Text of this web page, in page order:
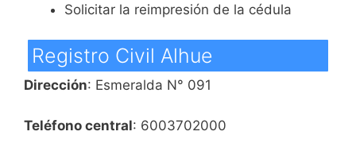
Solicitar la reimpresión de la cédula
Registro Civil Alhue
Dirección: Esmeralda N° 091
Teléfono central: 6003702000